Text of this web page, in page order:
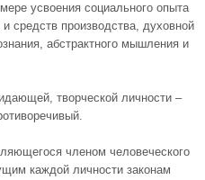
усвоения социального опыта
средств производства, духовной
абстрактного мышления и
творческой личности –
членом человеческого
каждой личности законам